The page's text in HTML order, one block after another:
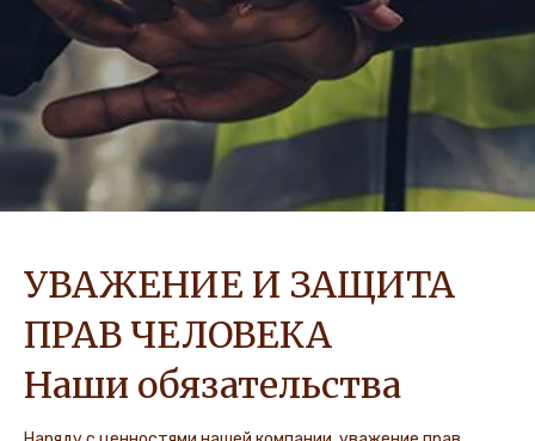
УВАЖЕНИЕ И ЗАЩИТА
ПРАВ ЧЕЛОВЕКА
Наши обязательства